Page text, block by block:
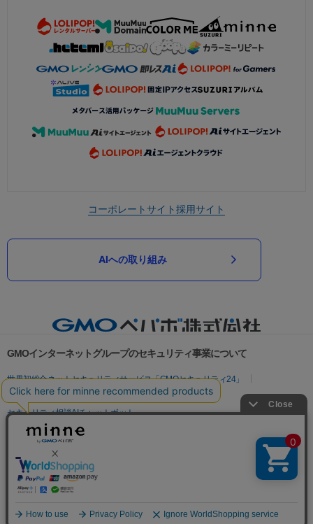
コーポレートサイト採用サイト
AIへの取り組み
GMOインターネットグループのセキュリティ事業について
世界初総合ネットセキュリティサービス「GMOセキュリティ24」
パスワード漏洩診断
Webサイトリスク診断
セキュリティ相談AIチャットボット
実在証明・盗聴対策
サイバー攻撃対策（GMO Flatt Security）
セキュリティ事業の軌跡